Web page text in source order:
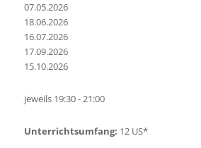
07.05.2026
18.06.2026
16.07.2026
17.09.2026
15.10.2026
jeweils 19:30 - 21:00
Unterrichtsumfang: 12 US*